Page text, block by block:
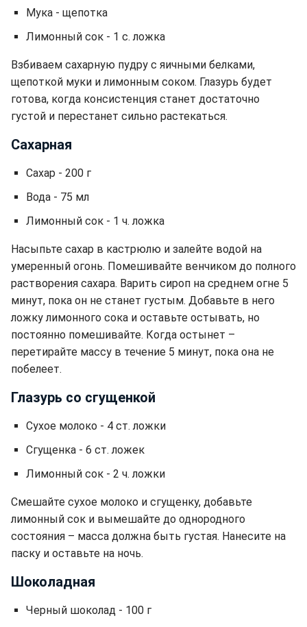
Мука - щепотка
Лимонный сок - 1 с. ложка
Взбиваем сахарную пудру с яичными белками,
щепоткой муки и лимонным соком. Глазурь будет
готова, когда консистенция станет достаточно
густой и перестанет сильно растекаться.
Сахарная
Сахар - 200 г
Вода - 75 мл
Лимонный сок - 1 ч. ложка
Насыпьте сахар в кастрюлю и залейте водой на
умеренный огонь. Помешивайте венчиком до полного
растворения сахара. Варить сироп на среднем огне 5
минут, пока он не станет густым. Добавьте в него
ложку лимонного сока и оставьте остывать, но
постоянно помешивайте. Когда остынет –
перетирайте массу в течение 5 минут, пока она не
побелеет.
Глазурь со сгущенкой
Сухое молоко - 4 ст. ложки
Сгущенка - 6 ст. ложек
Лимонный сок - 2 ч. ложки
Смешайте сухое молоко и сгущенку, добавьте
лимонный сок и вымешайте до однородного
состояния – масса должна быть густая. Нанесите на
паску и оставьте на ночь.
Шоколадная
Черный шоколад - 100 г